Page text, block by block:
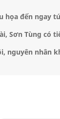
họa đến ngay
Sơn Tùng có
nguyên nhân